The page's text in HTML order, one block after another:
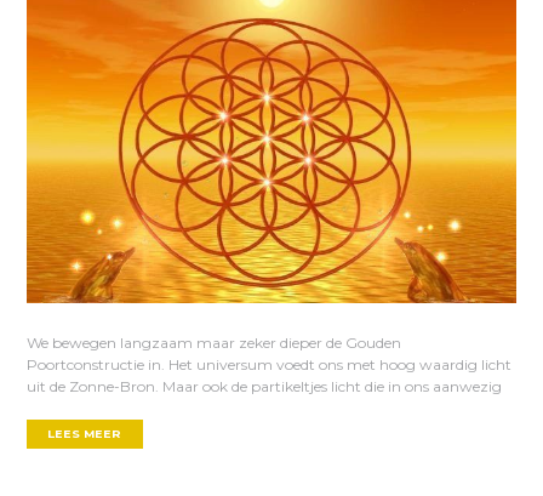
We bewegen langzaam maar zeker dieper de Gouden
Poortconstructie in. Het universum voedt ons met hoog waardig licht
uit de Zonne-Bron. Maar ook de partikeltjes licht die in ons aanwezig
LEES MEER